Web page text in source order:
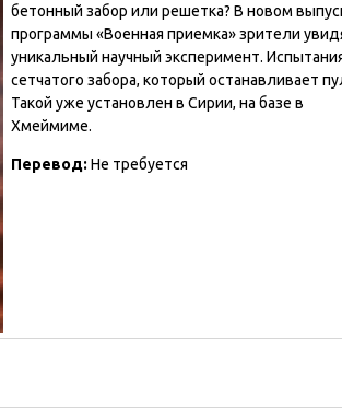
бетонный забор или решетка? В новом
программы «Военная приемка» зрители
уникальный научный эксперимент.
сетчатого забора, который останавливает
Такой уже установлен в Сирии, на базе в
Хмеймиме.
Перевод: Не требуется